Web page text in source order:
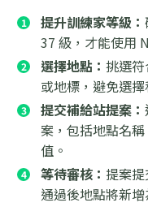
提升訓練家等級：
37 級，才能使用
選擇地點： 挑選
或地標，避免選擇
提交補給站提案：
案，包括地點名
值。
等待審核： 提案
通過後地點將新增